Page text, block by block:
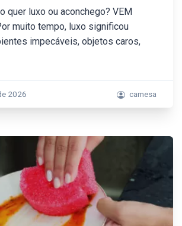
quer luxo ou aconchego? VEM
muito tempo, luxo significou
impecáveis, objetos caros,
2026 camesa